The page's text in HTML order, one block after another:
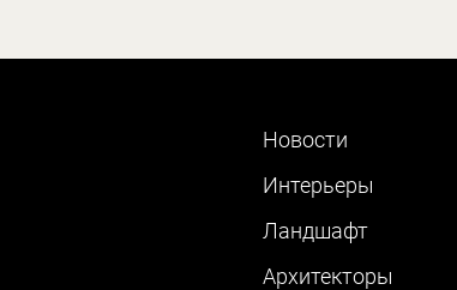
Новости
Интерьеры
Ландшафт
Архитекторы